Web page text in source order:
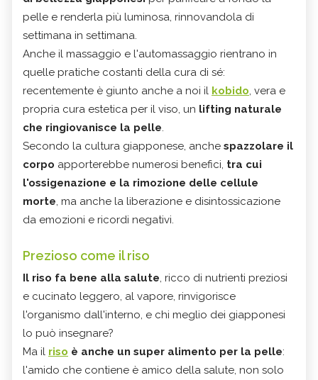
pelle e renderla più luminosa, rinnovandola di
settimana in settimana.
Anche il massaggio e l'automassaggio rientrano in
quelle pratiche costanti della cura di sé:
recentemente è giunto anche a noi il kobido, vera e
propria cura estetica per il viso, un lifting naturale
che ringiovanisce la pelle.
Secondo la cultura giapponese, anche spazzolare il
corpo apporterebbe numerosi benefici, tra cui
l'ossigenazione e la rimozione delle cellule
morte, ma anche la liberazione e disintossicazione
da emozioni e ricordi negativi.
Prezioso come il riso
Il riso fa bene alla salute, ricco di nutrienti preziosi
e cucinato leggero, al vapore, rinvigorisce
l'organismo dall'interno, e chi meglio dei giapponesi
lo può insegnare?
Ma il riso è anche un super alimento per la pelle:
l'amido che contiene è amico della salute, non solo